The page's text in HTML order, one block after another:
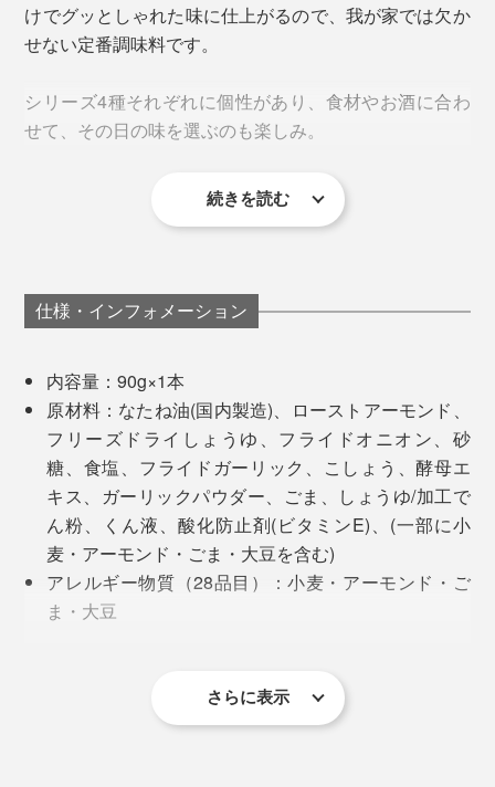
ーモンド粒やフリーズドライしょうゆを湿気から守っ
オイルごとかけることで、汁気のないパンやサラダ、パ
スタ麺、クラッカーとも和えやすいから、いろんな料理
に使えます。
肉や魚も、もっとおいしい。例えば、サーモンに添えれ
ば「即席スモークサーモン」、かつおに添えれば「かつ
ただ焼いただけのチキンや野菜も、BBQテイストの非日
まず、固形のフリーズドライしょうゆをつくるには、凍
らせる必要がありますが、しょうゆは水分以外、塩分や
アミノ酸、ブドウ糖といった成分が多く含まれているの
で、凍りにくい性質。マイナス60℃で、やっと凍った
状態になるほどです。
凍らせた後も、真空乾燥させていく過程で、溶けてしま
ったり……試作を何度もくり返すことで、フリーズドラ
イしょうゆは、完成しました。
けでグッとしゃれた味に仕上がるので、我が家では欠か
せない定番調味料です。
シリーズ4種それぞれに個性があり、食材やお酒に合わ
せて、その日の味を選ぶのも楽しみ。
「ペッパー＆スモーク」は、ビールやハイボールにぴっ
たり。燻製の香りとこしょうのパンチで、ヘルシー食材
もわんぱくな味わいに。そのままつまんでお酒のおとも
にも。
「塩糀レモン・カシューナッツ」には、白ワインやスパ
ークリングワインを。レモンの爽やかさと旨味が同時に
続きを読む
仕様・インフォメーション
内容量：90g×1本
原材料：なたね油(国内製造)、ローストアーモンド、
フリーズドライしょうゆ、フライドオニオン、砂
糖、食塩、フライドガーリック、こしょう、酵母エ
キス、ガーリックパウダー、ごま、しょうゆ/加工で
ん粉、くん液、酸化防止剤(ビタミンE)、(一部に小
麦・アーモンド・ごま・大豆を含む)
アレルギー物質（28品目）：小麦・アーモンド・ご
ま・大豆
0.7g)・炭水化物2.1g(糖質1.5g、食物繊維0.6g)・食塩
さらに表示